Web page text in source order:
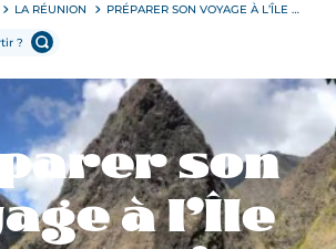
LA RÉUNION PRÉPARER SON VOYAGE À L’ÎLE DE LA RÉUNION
son
à l’Île